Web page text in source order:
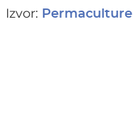
Izvor: Permaculture